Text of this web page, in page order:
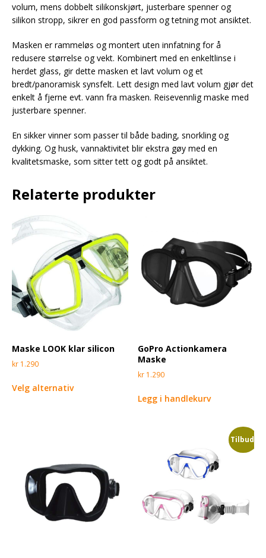
volum, mens dobbelt silikonskjørt, justerbare spenner og
silikon stropp, sikrer en god passform og tetning mot ansiktet.
Masken er rammeløs og montert uten innfatning for å
redusere størrelse og vekt. Kombinert med en enkeltlinse i
herdet glass, gir dette masken et lavt volum og et
bredt/panoramisk synsfelt. Lett design med lavt volum gjør det
enkelt å fjerne evt. vann fra masken. Reisevennlig maske med
justerbare spenner.
En sikker vinner som passer til både bading, snorkling og
dykking. Og husk, vannaktivitet blir ekstra gøy med en
kvalitetsmaske, som sitter tett og godt på ansiktet.
Relaterte produkter
Maske LOOK klar silicon
kr 1.290
Velg alternativ
GoPro Actionkamera
Maske
kr 1.290
Legg i handlekurv
Tilbud!